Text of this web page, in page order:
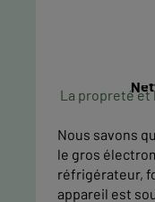
La propreté et
Nous savons
le gros
réfrigérateur,
appareil est